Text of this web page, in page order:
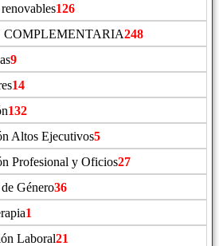
126
248
9
14
132
Altos Ejecutivos5
Profesional y Oficios27
Género36
1
Laboral21